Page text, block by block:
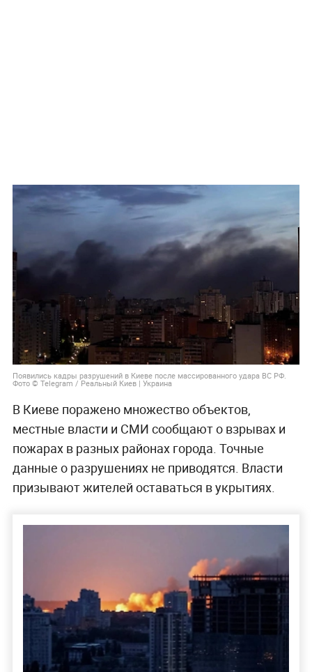
Появились кадры разрушений в Киеве после массированного удара ВС РФ.
Фото © Telegram / Реальный Киев | Украина
В Киеве поражено множество объектов,
местные власти и СМИ сообщают о взрывах и
пожарах в разных районах города. Точные
данные о разрушениях не приводятся. Власти
призывают жителей оставаться в укрытиях.